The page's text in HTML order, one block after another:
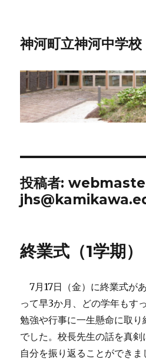
神河町立神河中学校
投稿者:
終業式（1学期）
7月17日（金）に終業式が
って早3か月、どの学年もす
勉強や行事に一生懸命に取り
でした。校長先生の話を真
自分を振り返ることができ